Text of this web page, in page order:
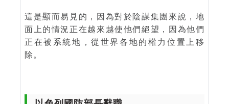
這是顯而易見的，因為對於陰謀集團來說，地
面上的情況正在越來越使他們絕望，因為他們
正在被系統地，從世界各地的權力位置上移
除。